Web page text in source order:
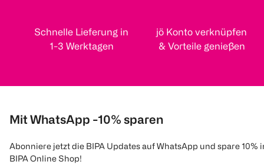
Schnelle Lieferung in
1-3 Werktagen
jö Konto verknüpfen
& Vorteile genießen
Mit WhatsApp -10% sparen
Abonniere jetzt die BIPA Updates auf WhatsApp und spare 10%
BIPA Online Shop!